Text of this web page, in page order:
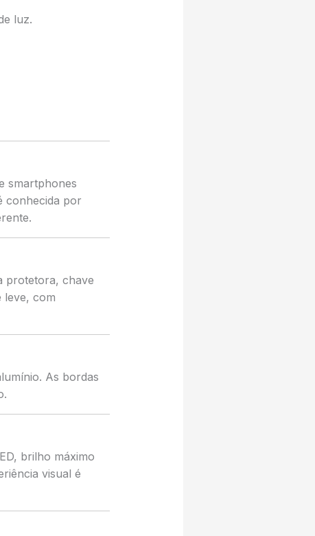
luz.
smartphones
conhecida por
protetora, chave
leve, com
As bordas
brilho máximo
visual é